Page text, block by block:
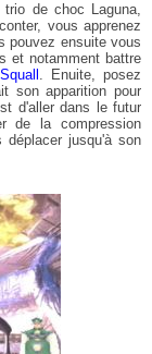
de choc Laguna,
vous apprenez
pouvez ensuite vous
et notamment battre
. Enuite, posez
son apparition pour
d'aller dans le futur
de la compression
jusqu'à son